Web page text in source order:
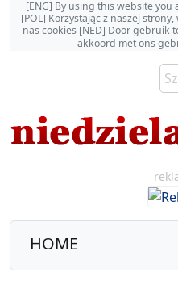
[ENG] By using this website
[POL] Korzystając z naszej
nas cookies [NED] Door gebruik
akkoord met ons
HOME